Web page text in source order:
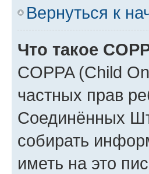
Вернуться к
Что такое
COPPA (Child
частных прав
Соединённых
собирать
иметь на это